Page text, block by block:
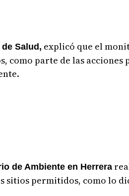
Salud, explicó que el
como parte de las acciones
de Ambiente en Herrera
sitios permitidos, como lo